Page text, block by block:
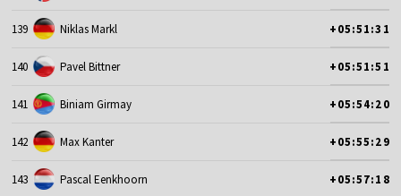
139 Niklas Markl +05:51:31
140 Pavel Bittner +05:51:51
141 Biniam Girmay +05:54:20
142 Max Kanter +05:55:29
143 Pascal Eenkhoorn +05:57:18